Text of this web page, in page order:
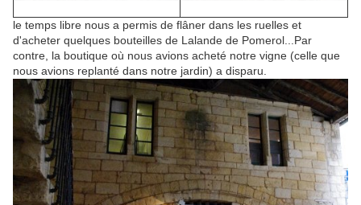
le temps libre nous a permis de flâner dans les ruelles et
d'acheter quelques bouteilles de Lalande de Pomerol...Par
contre, la boutique où nous avions acheté notre vigne (celle que
nous avions replanté dans notre jardin) a disparu.